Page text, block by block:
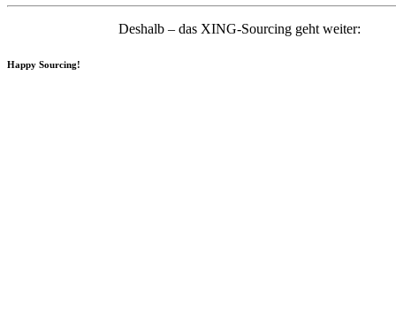
Deshalb – das XING-Sourcing geht weiter:
Happy Sourcing!